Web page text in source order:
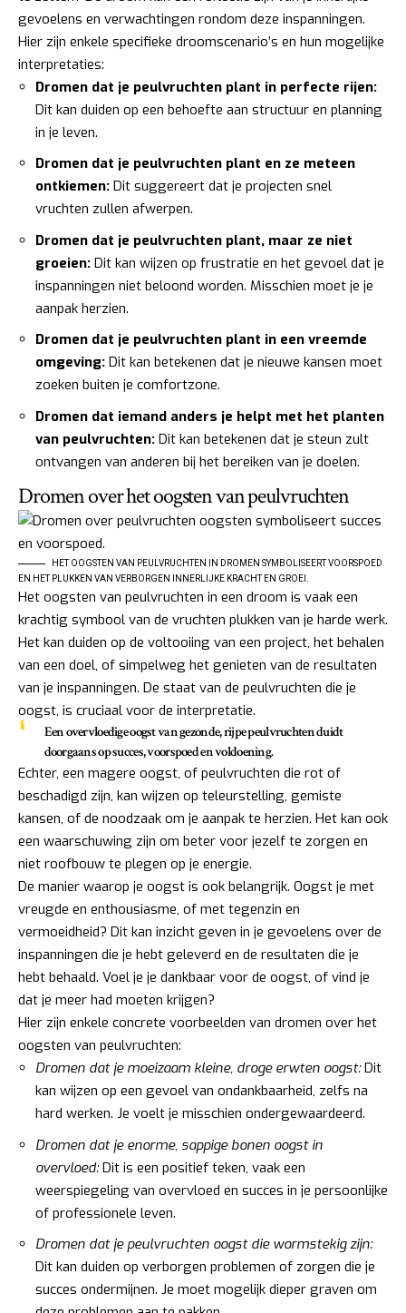
gevoelens en verwachtingen rondom deze inspanningen.
Hier zijn enkele specifieke droomscenario’s en hun mogelijke
interpretaties:
Dromen dat je peulvruchten plant in perfecte rijen:
Dit kan duiden op een behoefte aan structuur en planning
in je leven.
Dromen dat je peulvruchten plant en ze meteen
ontkiemen: Dit suggereert dat je projecten snel
vruchten zullen afwerpen.
Dromen dat je peulvruchten plant, maar ze niet
groeien: Dit kan wijzen op frustratie en het gevoel dat je
inspanningen niet beloond worden. Misschien moet je je
aanpak herzien.
Dromen dat je peulvruchten plant in een vreemde
omgeving: Dit kan betekenen dat je nieuwe kansen moet
zoeken buiten je comfortzone.
Dromen dat iemand anders je helpt met het planten
van peulvruchten: Dit kan betekenen dat je steun zult
ontvangen van anderen bij het bereiken van je doelen.
Dromen over het oogsten van peulvruchten
HET OOGSTEN VAN PEULVRUCHTEN IN DROMEN SYMBOLISEERT VOORSPOED
EN HET PLUKKEN VAN VERBORGEN INNERLIJKE KRACHT EN GROEI.
Het oogsten van peulvruchten in een droom is vaak een
krachtig symbool van de vruchten plukken van je harde werk.
Het kan duiden op de voltooiing van een project, het behalen
van een doel, of simpelweg het genieten van de resultaten
van je inspanningen. De staat van de peulvruchten die je
oogst, is cruciaal voor de interpretatie.
Een overvloedige oogst van gezonde, rijpe peulvruchten duidt
doorgaans op succes, voorspoed en voldoening.
Echter, een magere oogst, of peulvruchten die rot of
beschadigd zijn, kan wijzen op teleurstelling, gemiste
kansen, of de noodzaak om je aanpak te herzien. Het kan ook
een waarschuwing zijn om beter voor jezelf te zorgen en
niet roofbouw te plegen op je energie.
De manier waarop je oogst is ook belangrijk. Oogst je met
vreugde en enthousiasme, of met tegenzin en
vermoeidheid? Dit kan inzicht geven in je gevoelens over de
inspanningen die je hebt geleverd en de resultaten die je
hebt behaald. Voel je je dankbaar voor de oogst, of vind je
dat je meer had moeten krijgen?
Hier zijn enkele concrete voorbeelden van dromen over het
oogsten van peulvruchten:
Dromen dat je moeizaam kleine, droge erwten oogst:Dit
kan wijzen op een gevoel van ondankbaarheid, zelfs na
hard werken. Je voelt je misschien ondergewaardeerd.
Dromen dat je enorme, sappige bonen oogst in
overvloed:Dit is een positief teken, vaak een
weerspiegeling van overvloed en succes in je persoonlijke
of professionele leven.
Dromen dat je peulvruchten oogst die wormstekig zijn:
Dit kan duiden op verborgen problemen of zorgen die je
succes ondermijnen. Je moet mogelijk dieper graven om